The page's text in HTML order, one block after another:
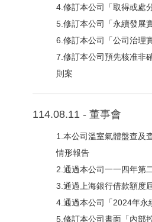
4.修訂本公司「取得或處
5.修訂本公司「永續發展
6.修訂本公司「公司治理
7.修訂本公司預先核准非
則案
114.08.11 - 董事會
1.本公司溫室氣體盤查及
情形報告
2.通過本公司一一四年第
3.通過上海銀行借款額度
4.通過本公司「2024年永
5.修訂本公司書面「內部